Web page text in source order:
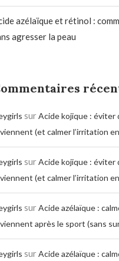
azélaïque et rétinol :
agresser la peau
surAcide kojique : éviter
(et calmer l’irritation
surAcide kojique : éviter
(et calmer l’irritation
surAcide azélaïque :
après le sport (sans
surAcide azélaïque :